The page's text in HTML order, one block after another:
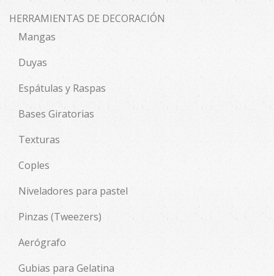
HERRAMIENTAS DE DECORACIÓN
Mangas
Duyas
Espátulas y Raspas
Bases Giratorias
Texturas
Coples
Niveladores para pastel
Pinzas (Tweezers)
Aerógrafo
Gubias para Gelatina